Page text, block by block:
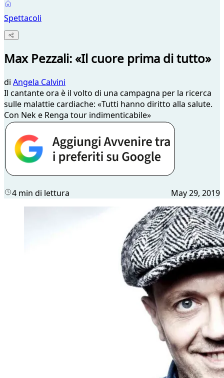
Spettacoli
Max Pezzali: «Il cuore prima di tutto»
di Angela Calvini
Il cantante ora è il volto di una campagna per la ricerca
sulle malattie cardiache: «Tutti hanno diritto alla salute.
Con Nek e Renga tour indimenticabile»
4 min di lettura May 29, 2019